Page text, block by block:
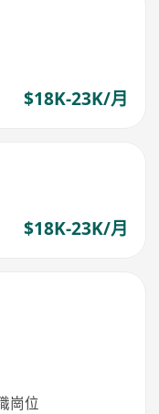
$18K-23K/月
$18K-23K/月
崗位